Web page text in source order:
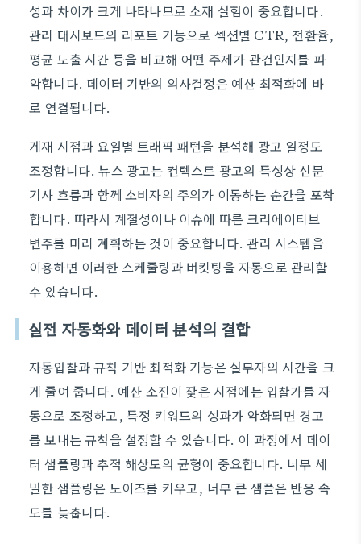
성과 차이가 크게 나타나므로 소재 실험이 중요합니다.
관리 대시보드의 리포트 기능으로 섹션별 CTR, 전환율,
평균 노출 시간 등을 비교해 어떤 주제가 관건인지를 파
악합니다. 데이터 기반의 의사결정은 예산 최적화에 바
로 연결됩니다.
게재 시점과 요일별 트래픽 패턴을 분석해 광고 일정도
조정합니다. 뉴스 광고는 컨텍스트 광고의 특성상 신문
기사 흐름과 함께 소비자의 주의가 이동하는 순간을 포착
합니다. 따라서 계절성이나 이슈에 따른 크리에이티브
변주를 미리 계획하는 것이 중요합니다. 관리 시스템을
이용하면 이러한 스케줄링과 버킷팅을 자동으로 관리할
수 있습니다.
실전 자동화와 데이터 분석의 결합
자동입찰과 규칙 기반 최적화 기능은 실무자의 시간을 크
게 줄여 줍니다. 예산 소진이 잦은 시점에는 입찰가를 자
동으로 조정하고, 특정 키워드의 성과가 악화되면 경고
를 보내는 규칙을 설정할 수 있습니다. 이 과정에서 데이
터 샘플링과 추적 해상도의 균형이 중요합니다. 너무 세
밀한 샘플링은 노이즈를 키우고, 너무 큰 샘플은 반응 속
도를 늦춥니다.